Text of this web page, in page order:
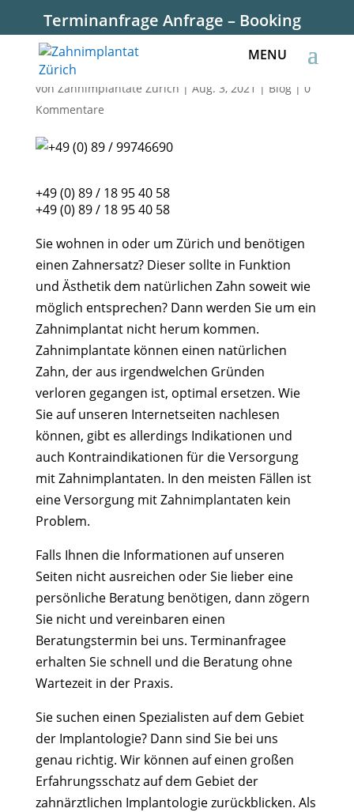
Terminanfrage Anfrage – Booking
+49 (0) 89 / 99746690
von Zahnimplantate Zürich | Aug. 3, 2021 | Blog | 0
Kommentare
+49 (0) 89 / 18 95 40 58
+49 (0) 89 / 18 95 40 58
Sie wohnen in oder um Zürich und benötigen
einen Zahnersatz? Dieser sollte in Funktion
und Ästhetik dem natürlichen Zahn soweit wie
möglich entsprechen? Dann werden Sie um ein
Zahnimplantat nicht herum kommen.
Zahnimplantate können einen natürlichen
Zahn, der aus irgendwelchen Gründen
verloren gegangen ist, optimal ersetzen. Wie
Sie auf unseren Internetseiten nachlesen
können, gibt es allerdings Indikationen und
auch Kontraindikationen für die Versorgung
mit Zahnimplantaten. In den meisten Fällen ist
eine Versorgung mit Zahnimplantaten kein
Problem.
Falls Ihnen die Informationen auf unseren
Seiten nicht ausreichen oder Sie lieber eine
persönliche Beratung benötigen, dann zögern
Sie nicht und vereinbaren einen
Beratungstermin bei uns. Terminanfragee
erhalten Sie schnell und die Beratung ohne
Wartezeit in der Praxis.
Sie suchen einen Spezialisten auf dem Gebiet
der Implantologie? Dann sind Sie bei uns
genau richtig. Wir können auf einen großen
Erfahrungsschatz auf dem Gebiet der
zahnärztlichen Implantologie zurückblicken. Als